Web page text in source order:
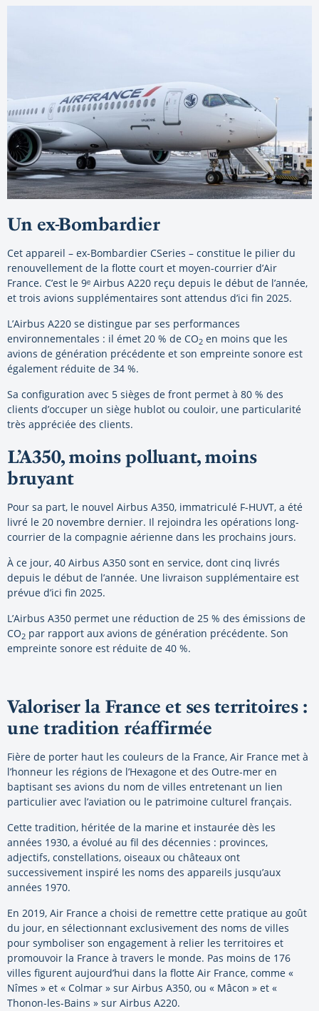
Un ex-Bombardier
Cet appareil – ex-Bombardier CSeries – constitue le pilier du
renouvellement de la flotte court et moyen-courrier d’Air
France. C’est le 9ᵉ Airbus A220 reçu depuis le début de l’année,
et trois avions supplémentaires sont attendus d’ici fin 2025.
L’Airbus A220 se distingue par ses performances
environnementales : il émet 20 % de CO2 en moins que les
avions de génération précédente et son empreinte sonore est
également réduite de 34 %.
Sa configuration avec 5 sièges de front permet à 80 % des
clients d’occuper un siège hublot ou couloir, une particularité
très appréciée des clients.
L’A350, moins polluant, moins
bruyant
Pour sa part, le nouvel Airbus A350, immatriculé F-HUVT, a été
livré le 20 novembre dernier. Il rejoindra les opérations long-
courrier de la compagnie aérienne dans les prochains jours.
À ce jour, 40 Airbus A350 sont en service, dont cinq livrés
depuis le début de l’année. Une livraison supplémentaire est
prévue d’ici fin 2025.
L’Airbus A350 permet une réduction de 25 % des émissions de
CO2 par rapport aux avions de génération précédente. Son
empreinte sonore est réduite de 40 %.
Valoriser la France et ses territoires :
une tradition réaffirmée
Fière de porter haut les couleurs de la France, Air France met à
l’honneur les régions de l’Hexagone et des Outre-mer en
baptisant ses avions du nom de villes entretenant un lien
particulier avec l’aviation ou le patrimoine culturel français.
Cette tradition, héritée de la marine et instaurée dès les
années 1930, a évolué au fil des décennies : provinces,
adjectifs, constellations, oiseaux ou châteaux ont
successivement inspiré les noms des appareils jusqu’aux
années 1970.
En 2019, Air France a choisi de remettre cette pratique au goût
du jour, en sélectionnant exclusivement des noms de villes
pour symboliser son engagement à relier les territoires et
promouvoir la France à travers le monde. Pas moins de 176
villes figurent aujourd’hui dans la flotte Air France, comme «
Nîmes » et « Colmar » sur Airbus A350, ou « Mâcon » et «
Thonon-les-Bains » sur Airbus A220.